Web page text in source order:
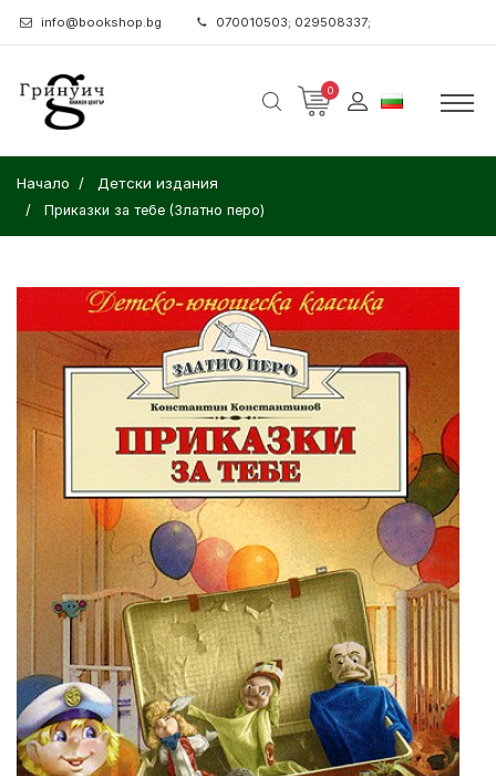
info@bookshop.bg 070010503; 029508337;
0
Начало Детски издания
Приказки за тебе (Златно перо)